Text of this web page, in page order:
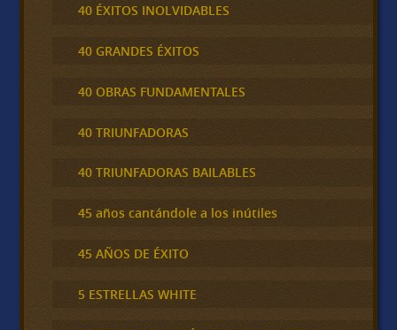
40 ÉXITOS INOLVIDABLES
40 GRANDES ÉXITOS
40 OBRAS FUNDAMENTALES
40 TRIUNFADORAS
40 TRIUNFADORAS BAILABLES
45 años cantándole a los inútiles
45 AÑOS DE ÉXITO
5 ESTRELLAS WHITE